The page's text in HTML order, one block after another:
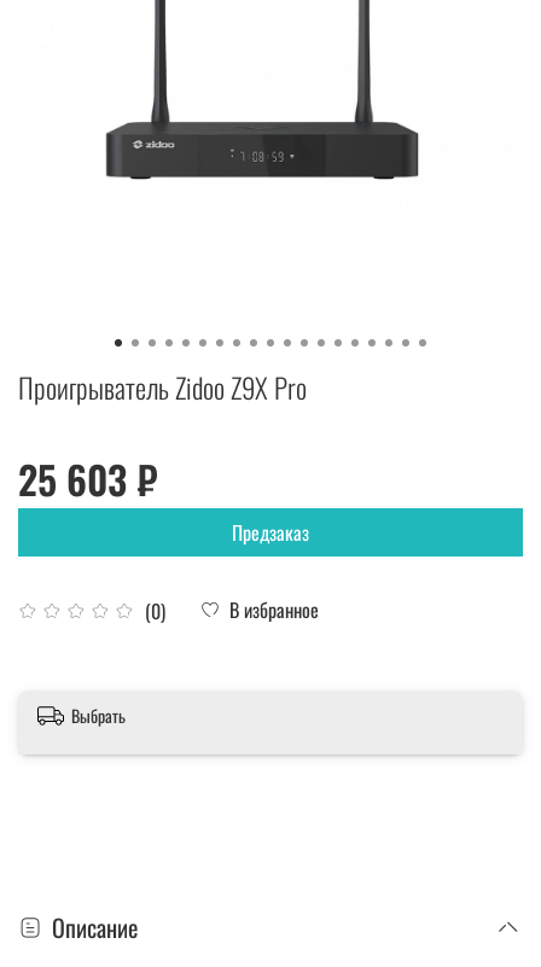
Проигрыватель Zidoo Z9X Pro
(0) В избранное
25 603 ₽
Предзаказ
Выбрать
Описание